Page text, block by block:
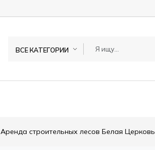
ВСЕ КАТЕГОРИИ
Аренда строительных лесов Белая Церковь